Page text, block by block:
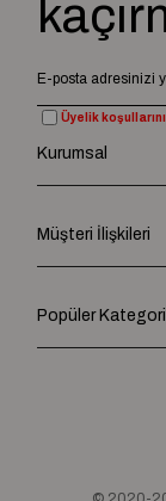
Üyelik koşullarını
Kurumsal
Müşteri İlişkileri
Popüler